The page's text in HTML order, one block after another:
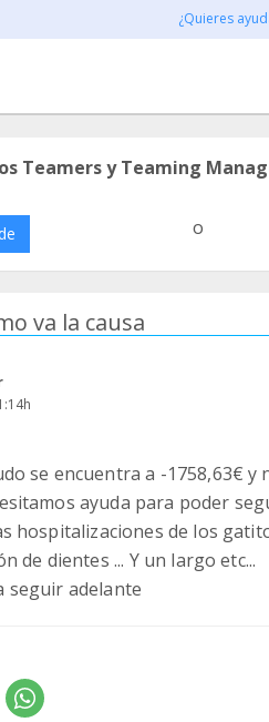
¿Quieres
Teamers y Teaming
o
va la causa
se encuentra a -1758,63€
ayuda para poder
hospitalizaciones de los
de dientes ... Y un largo etc...
seguir adelante